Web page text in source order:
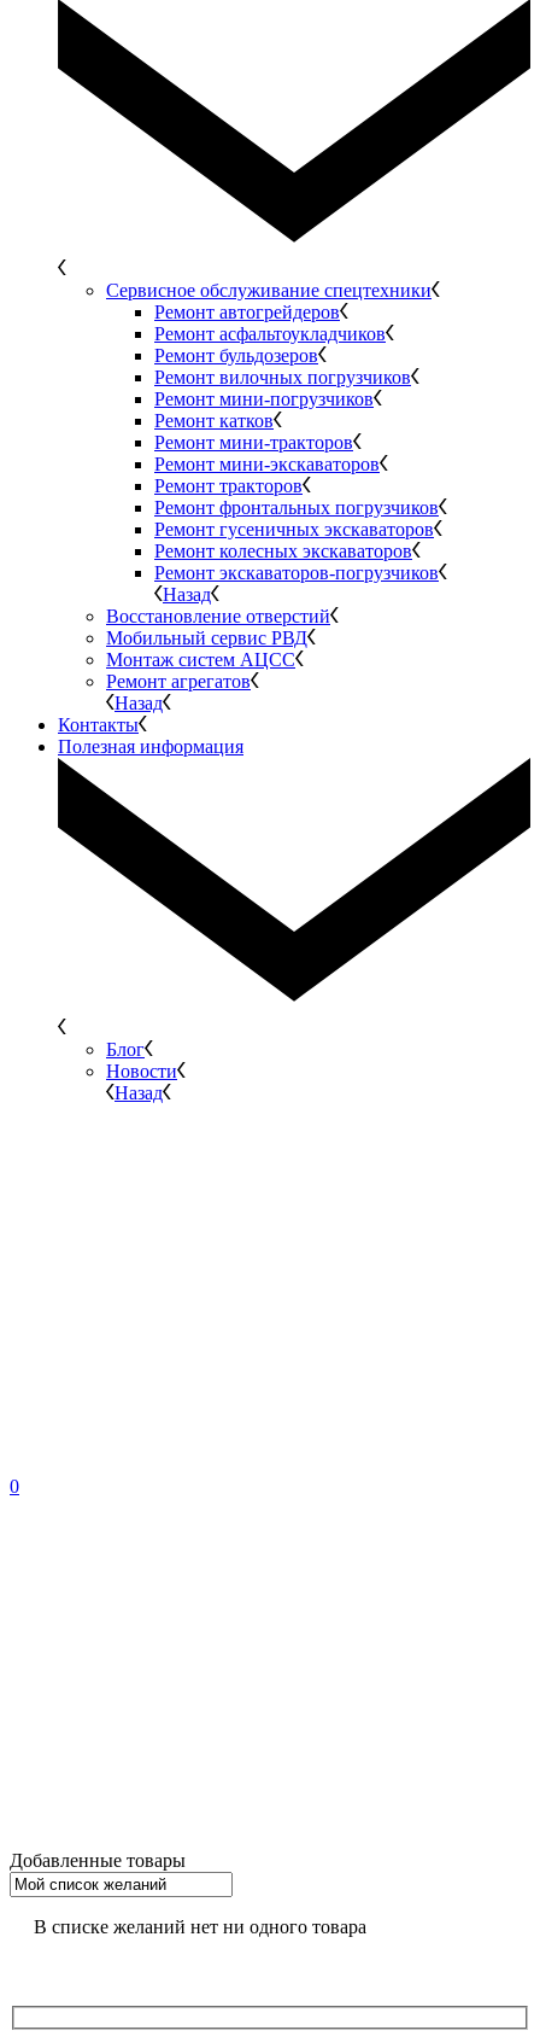
Сервисное обслуживание спецтехники
Ремонт автогрейдеров
Ремонт асфальтоукладчиков
Ремонт бульдозеров
Ремонт вилочных погрузчиков
Ремонт мини-погрузчиков
Ремонт катков
Ремонт мини-тракторов
Ремонт мини-экскаваторов
Ремонт тракторов
Ремонт фронтальных погрузчиков
Ремонт гусеничных экскаваторов
Ремонт колесных экскаваторов
Ремонт экскаваторов-погрузчиков
Назад
Восстановление отверстий
Мобильный сервис РВД
Монтаж систем АЦСС
Ремонт агрегатов
Назад
Контакты
Полезная информация
Блог
Новости
Назад
0
Добавленные товары
В списке желаний нет ни одного товара